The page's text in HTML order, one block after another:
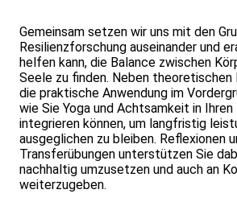
Gemeinsam setzen wir uns mit den
Resilienzforschung auseinander und
helfen kann, die Balance zwischen
Seele zu finden. Neben
die praktische Anwendung im
wie Sie Yoga und Achtsamkeit in
integrieren können, um langfristig
ausgeglichen zu bleiben. Reflexionen
Transferübungen unterstützen Sie
nachhaltig umzusetzen und auch an
weiterzugeben.